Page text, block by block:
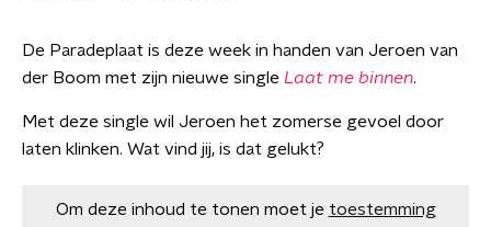
De Paradeplaat is deze week in handen van Jeroen van
der Boom met zijn nieuwe single Laat me binnen.
Met deze single wil Jeroen het zomerse gevoel door
laten klinken. Wat vind jij, is dat gelukt?
Om deze inhoud te tonen moet je toestemming